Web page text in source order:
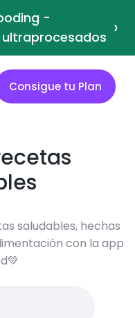
-
›
Consigue tu Plan
saludables, hechas
con la app